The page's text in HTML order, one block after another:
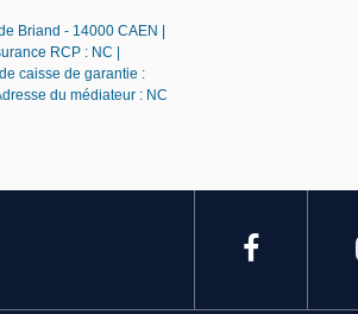
Briand - 14000 CAEN |
RCP : NC |
caisse de garantie :
du médiateur : NC